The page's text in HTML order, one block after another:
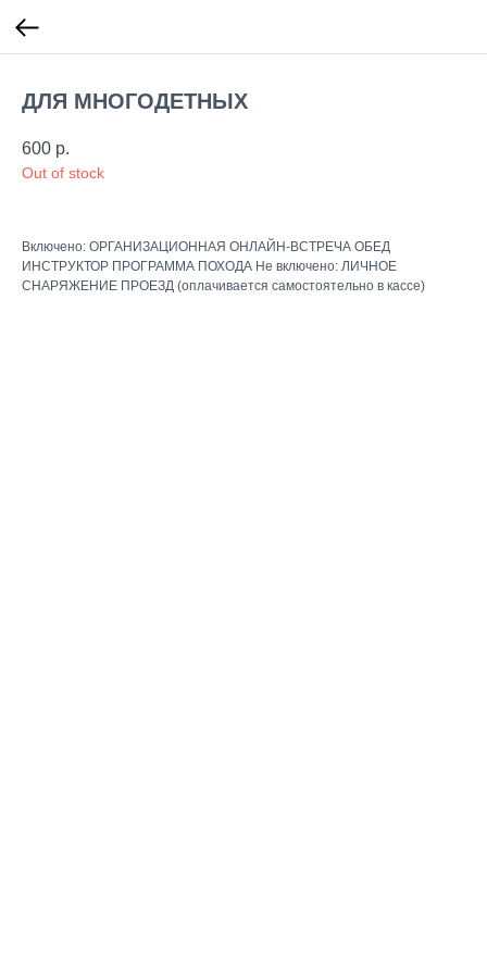
ДЛЯ МНОГОДЕТНЫХ
600 р.
Out of stock
Включено: ОРГАНИЗАЦИОННАЯ ОНЛАЙН-ВСТРЕЧА ОБЕД
ИНСТРУКТОР ПРОГРАММА ПОХОДА Не включено: ЛИЧНОЕ
СНАРЯЖЕНИЕ ПРОЕЗД (оплачивается самостоятельно в кассе)